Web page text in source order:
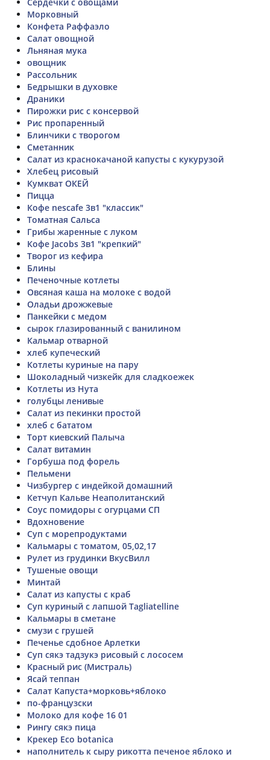
Морковный
Конфета Раффаэло
Салат овощной
Льняная мука
овощник
Рассольник
Бедрышки в духовке
Драники
Пирожки рис с консервой
Рис пропаренный
Блинчики с творогом
Сметанник
Салат из краснокачаной капусты с кукурузой
Хлебец рисовый
Кумкват ОКЕЙ
Пицца
Кофе nescafe 3в1 "классик"
Томатная Сальса
Грибы жаренные с луком
Кофе Jacobs 3в1 "крепкий"
Творог из кефира
Блины
Печеночные котлеты
Овсяная каша на молоке с водой
Оладьи дрожжевые
Панкейки с медом
сырок глазированный с ванилином
Кальмар отварной
хлеб купеческий
Котлеты куриные на пару
Шоколадный чизкейк для сладкоежек
Котлеты из Нута
голубцы ленивые
Салат из пекинки простой
хлеб с бататом
Торт киевский Палыча
Салат витамин
Горбуша под форель
Пельмени
Чизбургер с индейкой домашний
Кетчуп Кальве Неаполитанский
Соус помидоры с огурцами СП
Вдохновение
Суп с морепродуктами
Кальмары с томатом, 05,02,17
Рулет из грудинки ВкусВилл
Тушеные овощи
Минтай
Салат из капусты с краб
Суп куриный с лапшой Tagliatelline
Кальмары в сметане
смузи с грушей
Печенье сдобное Арлетки
Суп сякэ тадзукэ рисовый с лососем
Красный рис (Мистраль)
Ясай теппан
Салат Капуста+морковь+яблоко
по-французски
Молоко для кофе 16 01
Рингу сякэ пица
Крекер Eco botanica
наполнитель к сыру рикотта печеное яблоко и